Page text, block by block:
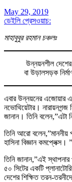
May 29, 2019
ডেইলি প্রেসওয়াচ:
মাহাবুবুর রহমান চঞ্চলঃ
উন্নয়নশীল দেশের
বা উড়ালসড়ক
এবার উন্নয়নের এজোয়ার
নভোথিয়েটার। নারায়নগন্জ
জানান। তিনি বলেন,”এটা
তিনি আরো বলেন,”মাননীয়
হাসিনা বিজ্ঞান
তিনি জানান,”এই
৫০ সিটের একটি
দেশের শিক্ষিত তরন-